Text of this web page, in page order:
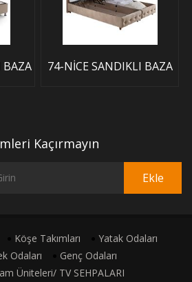
74-NİCE SANDIKLI BAZA
Kaçırmayın
Ekle
Köşe Takımları
Yatak Odaları
Odaları
Genç Odaları
Üniteleri/ TV SEHPALARI